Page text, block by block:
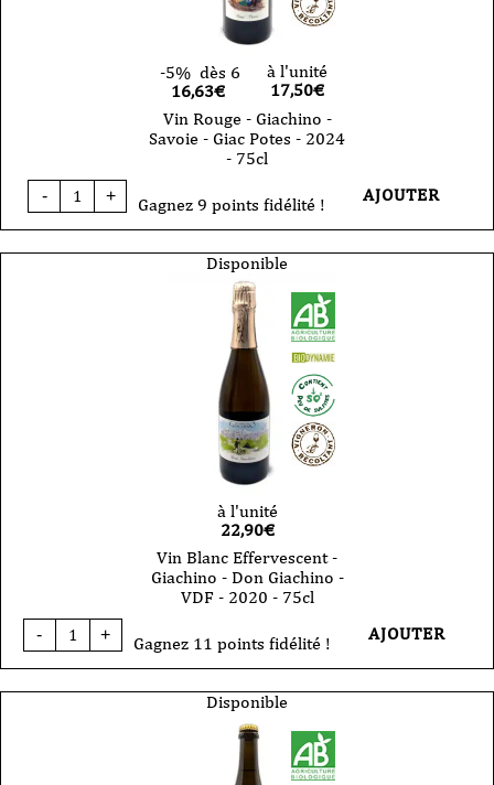
-5% dès 6
16,63€
à l'unité
17,50€
Vin Rouge - Giachino -
Savoie - Giac Potes - 2024
- 75cl
-
quantité
de
-
+ Gagnez 9 points fidélité ! AJOUTER
Disponible
à l'unité
22,90€
Vin Blanc Effervescent -
Giachino - Don Giachino -
VDF - 2020 - 75cl
-
quantité
de
Effervescent
+ Gagnez 11 points fidélité ! AJOUTER
Disponible